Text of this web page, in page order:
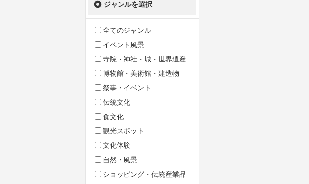
ジャンルを選択
全てのジャンル
イベント風景
寺院・神社・城・世界遺産
博物館・美術館・建造物
祭事・イベント
伝統文化
食文化
観光スポット
文化体験
自然・風景
ショッピング・伝統産業品